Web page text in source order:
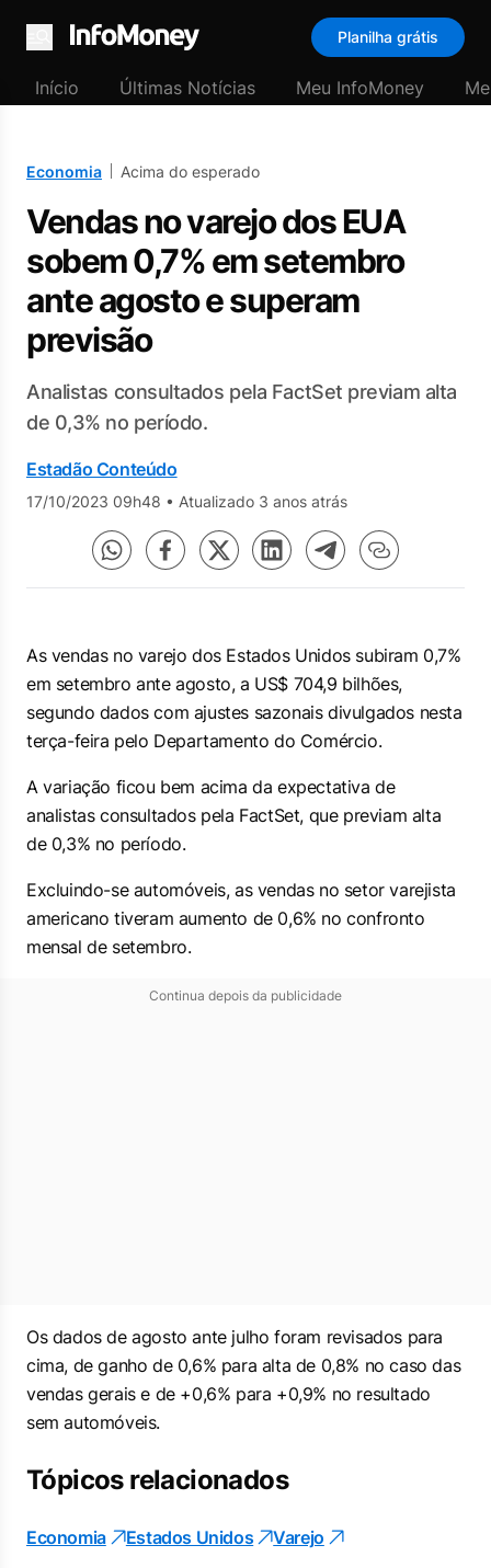
Menu
Planilha grátis
Início Últimas Notícias Meu InfoMoney
Economia Acima do esperado
Vendas no varejo dos EUA
sobem 0,7% em setembro
ante agosto e superam
previsão
Analistas consultados pela FactSet previam alta
de 0,3% no período.
Estadão Conteúdo
17/10/2023 09h48 • Atualizado 3 anos atrás
As vendas no varejo dos Estados Unidos subiram 0,7%
em setembro ante agosto, a US$ 704,9 bilhões,
segundo dados com ajustes sazonais divulgados nesta
terça-feira pelo Departamento do Comércio.
A variação ficou bem acima da expectativa de
analistas consultados pela FactSet, que previam alta
de 0,3% no período.
Excluindo-se automóveis, as vendas no setor varejista
americano tiveram aumento de 0,6% no confronto
mensal de setembro.
Continua depois da publicidade
Os dados de agosto ante julho foram revisados para
cima, de ganho de 0,6% para alta de 0,8% no caso das
vendas gerais e de +0,6% para +0,9% no resultado
sem automóveis.
Tópicos relacionados
Economia Estados Unidos Varejo